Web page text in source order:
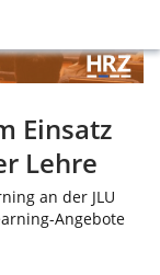
Lehre
Einsatz
Lehre
an der JLU
Angebote